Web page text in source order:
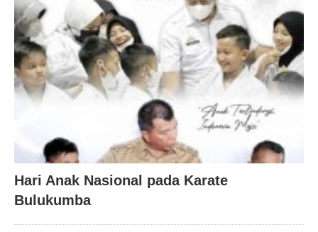
Hari Anak Nasional pada Karate
Bulukumba